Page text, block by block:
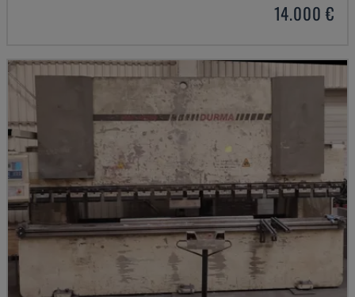
14.000 €